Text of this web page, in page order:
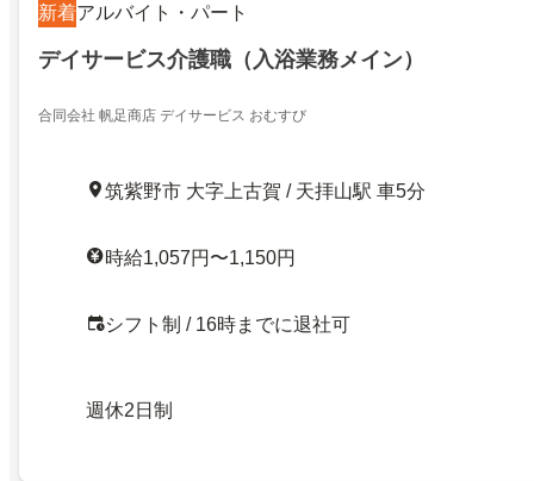
新着アルバイト・パート
デイサービス介護職（入浴業務メイン）
合同会社 帆足商店 デイサービス おむすび
筑紫野市 大字上古賀 / 天拝山駅 車5分
時給1,057円〜1,150円
シフト制 / 16時までに退社可
週休2日制